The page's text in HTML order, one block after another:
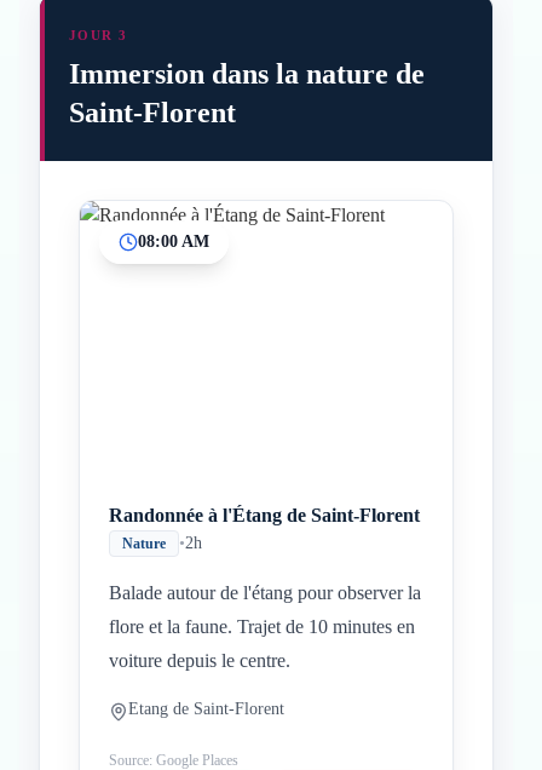
JOUR 3
Immersion dans la nature de
Saint-Florent
08:00 AM
Randonnée à l'Étang de Saint-Florent
Nature •2h
Balade autour de l'étang pour observer la
flore et la faune. Trajet de 10 minutes en
voiture depuis le centre.
Etang de Saint-Florent
Source: Google Places